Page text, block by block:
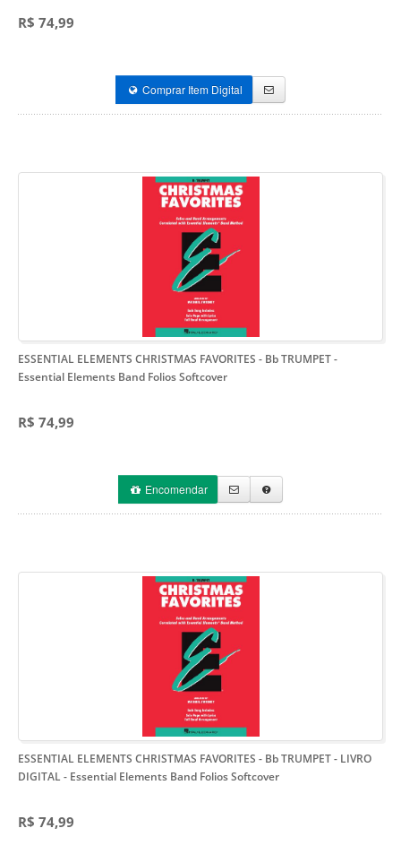
R$ 74,99
Comprar Item Digital
ESSENTIAL ELEMENTS CHRISTMAS FAVORITES - Bb TRUMPET-
Essential Elements Band Folios Softcover
R$ 74,99
Encomendar
ESSENTIAL ELEMENTS CHRISTMAS FAVORITES - Bb TRUMPET - LIVRO
DIGITAL- Essential Elements Band Folios Softcover
R$ 74,99